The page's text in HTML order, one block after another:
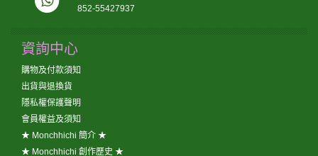
852-55427937
資詢中心
購物及付款須知
出貨與退換貨
隱私權保護聲明
會員權益及須知
★ Monchhichi 簡介 ★
★ Monchhichi 創作歷史 ★